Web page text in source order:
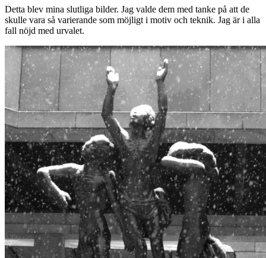
Detta blev mina slutliga bilder. Jag valde dem med tanke på att de
skulle vara så varierande som möjligt i motiv och teknik. Jag är i alla
fall nöjd med urvalet.